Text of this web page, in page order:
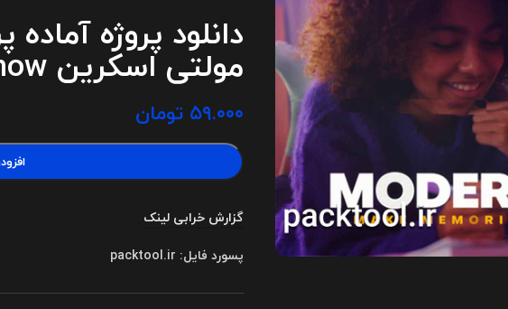
دانلود پروژه
مولتی اسکرین Multiscreen Slideshow
۵۹.۰۰۰ تومان
گزارش خرابی لینک
پسورد فایل: packtool.ir